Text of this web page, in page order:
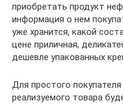
приобретать продукт
информация о нем
уже хранится, какой
цене приличная,
дешевле упакованных
Для простого
реализуемого товара